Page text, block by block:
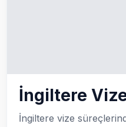
İngiltere
İngiltere vize